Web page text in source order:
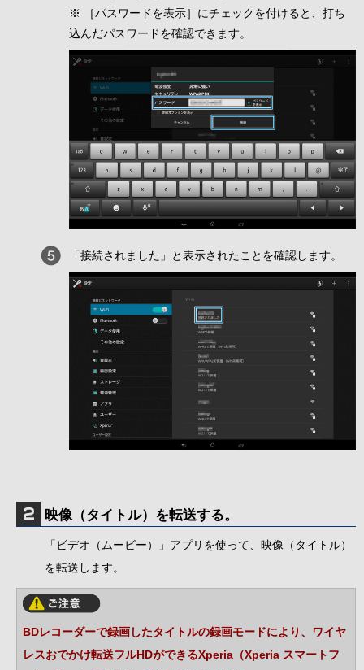
※ ［パスワードを表示］にチェックを付けると、打ち
込んだパスワードを確認できます。
「接続されました」と表示されたことを確認します。
映像（タイトル）を転送する。
「ビデオ（ムービー）」アプリを使って、映像（タイトル）
を転送します。
BDレコーダーで録画したタイトルの録画モードにより、ワイヤ
レスおでかけ転送フルHDができるXperia（Xperia スマートフ